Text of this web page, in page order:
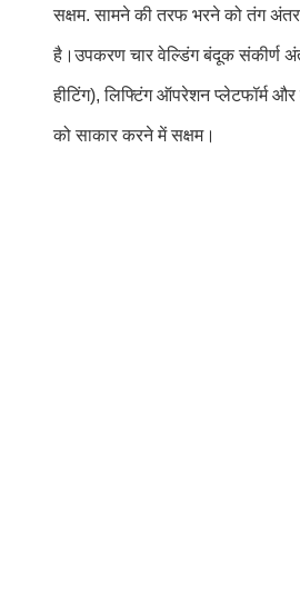
सक्षम. सामने की तरफ भरने को तंग
है।उपकरण चार वेल्डिंग बंदूक संकीर्ण
हीटिंग), लिफ्टिंग ऑपरेशन प्लेटफॉर्म
को साकार करने में सक्षम।